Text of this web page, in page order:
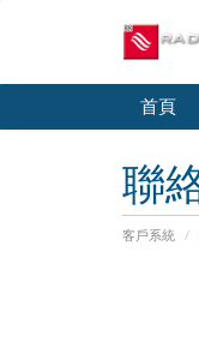
首頁
聯
客戶系統